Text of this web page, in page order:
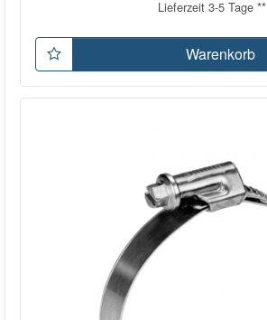
Lieferzeit 3-5 Tage **
Warenkorb